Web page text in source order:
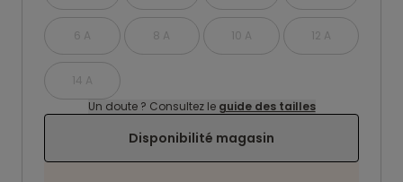
6 A 8 A 10 A 12 A
14 A
Un doute ? Consultez le guide des tailles
Disponibilité magasin